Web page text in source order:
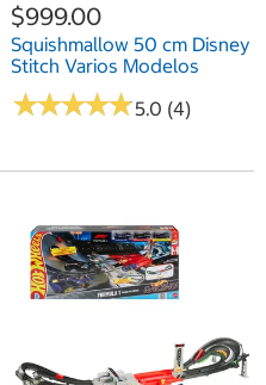
$999.00
Squishmallow 50 cm Disney
Stitch Varios Modelos
★★★★★
★★★★★5.0 (4)